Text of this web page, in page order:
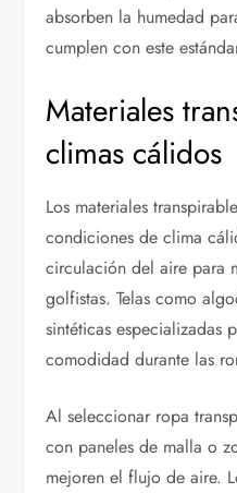
absorben la humedad
cumplen con este
Materiales
climas cálidos
Los materiales
condiciones de clima
circulación del aire para
golfistas. Telas como
sintéticas especializadas
comodidad durante las
Al seleccionar ropa
con paneles de malla o
mejoren el flujo de aire.